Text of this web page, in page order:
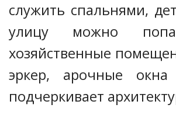
служить спальнями,
улицу можно
хозяйственные
эркер, арочные
подчеркивает